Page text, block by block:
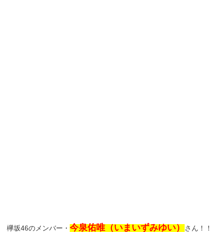
欅坂46のメンバー・今泉佑唯（いまいずみゆい） さん！！